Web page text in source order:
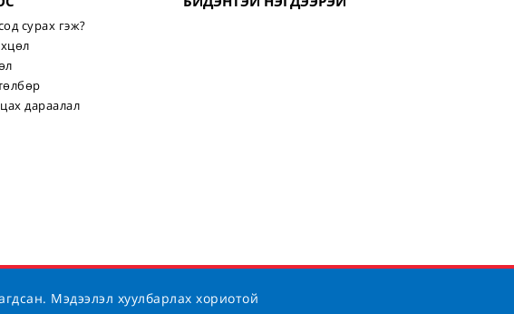
сурах гэж?
дараалал
Мэдээлэл хуулбарлах хориотой